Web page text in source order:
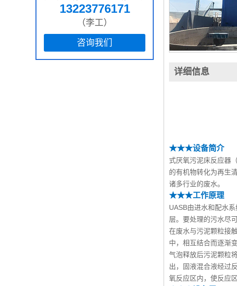
13223776171
（李工）
咨询我们
详细信息
★★★设备简介
式厌氧污泥床反应器
的有机物转化为再生
诸多行业的废水。
★★★工作原理
UASB由进水和配水
层。要处理的污水尽
在废水与污泥颗粒接
中，相互结合而逐渐
气泡释放后污泥颗粒
出，固液混合液经过
氧反应区内，使反应